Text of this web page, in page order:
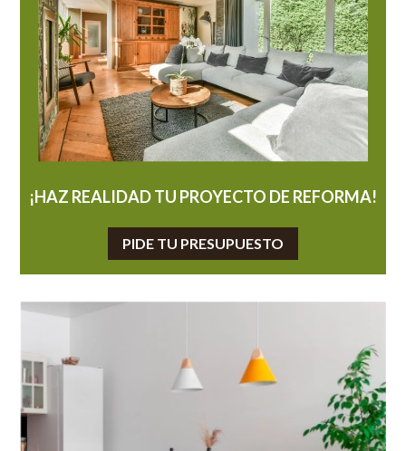
¡HAZ REALIDAD TU PROYECTO DE REFORMA!
PIDE TU PRESUPUESTO